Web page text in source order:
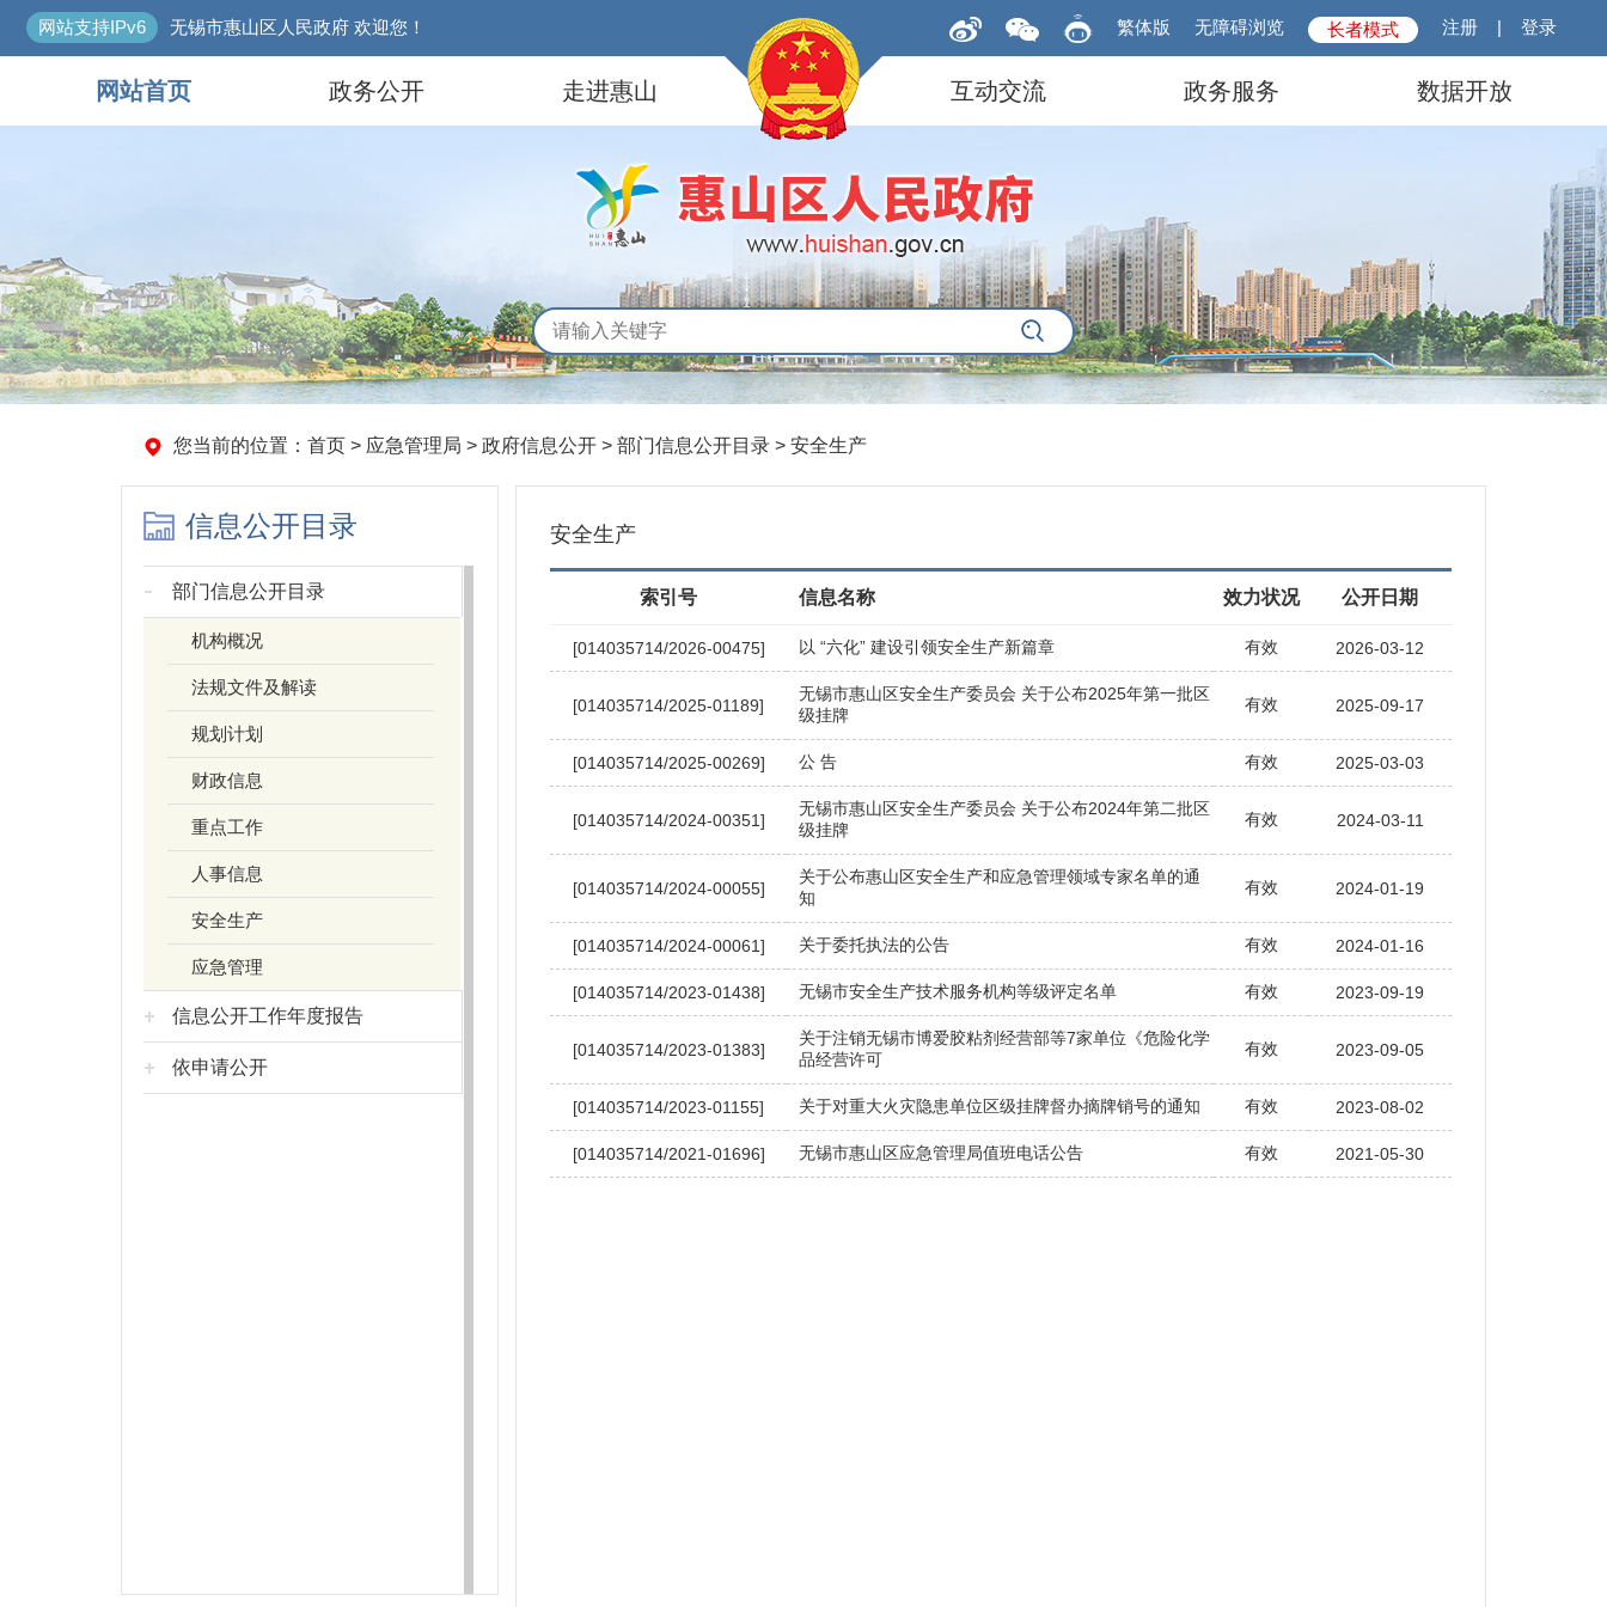
网站支持IPv6 无锡市惠山区人民政府 欢迎您！ 繁体版 无障碍浏览 长者模式 注册 | 登录
网站首页 政务公开 走进惠山 互动交流 政务服务 数据开放
您当前的位置： 首页 > 应急管理局 > 政府信息公开 > 部门信息公开目录 > 安全生产
信息公开目录
部门信息公开目录
机构概况
法规文件及解读
规划计划
财政信息
重点工作
人事信息
安全生产
应急管理
信息公开工作年度报告
依申请公开
安全生产
索引号 信息名称 效力状况 公开日期
[014035714/2026-00475] 以 “六化” 建设引领安全生产新篇章 有效 2026-03-12
[014035714/2025-01189]
无锡市惠山区安全生产委员会 关于公布2025年第一批区
级挂牌
有效 2025-09-17
[014035714/2025-00269] 公 告 有效 2025-03-03
[014035714/2024-00351]
无锡市惠山区安全生产委员会 关于公布2024年第二批区
级挂牌
有效 2024-03-11
[014035714/2024-00055]
关于公布惠山区安全生产和应急管理领域专家名单的通
知
有效 2024-01-19
[014035714/2024-00061] 关于委托执法的公告 有效 2024-01-16
[014035714/2023-01438] 无锡市安全生产技术服务机构等级评定名单 有效 2023-09-19
[014035714/2023-01383]
关于注销无锡市博爱胶粘剂经营部等7家单位《危险化学
品经营许可
有效 2023-09-05
[014035714/2023-01155] 关于对重大火灾隐患单位区级挂牌督办摘牌销号的通知 有效 2023-08-02
[014035714/2021-01696] 无锡市惠山区应急管理局值班电话公告 有效 2021-05-30